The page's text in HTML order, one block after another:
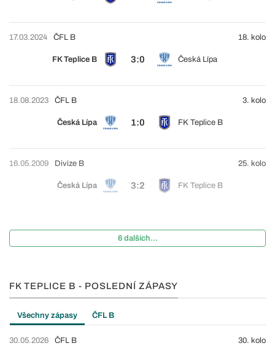
17.03.2024
FK Teplice B 3:0 Česká Lípa
ČFL B 18. kolo
18.08.2023
Česká Lípa 1:0 FK Teplice B
ČFL B 3. kolo
16.05.2009
Česká Lípa 3:2 FK Teplice B
Divize B 25. kolo
6 dalších...
FK TEPLICE B - POSLEDNÍ ZÁPASY
Všechny zápasy ČFL B
30.05.2026 ČFL B 30. kolo